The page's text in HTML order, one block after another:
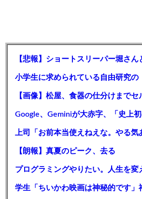
【画像】松屋、食器の仕分けまでセ
【朗報】真夏のピーク、去る
プログラミングやりたい。人生を変